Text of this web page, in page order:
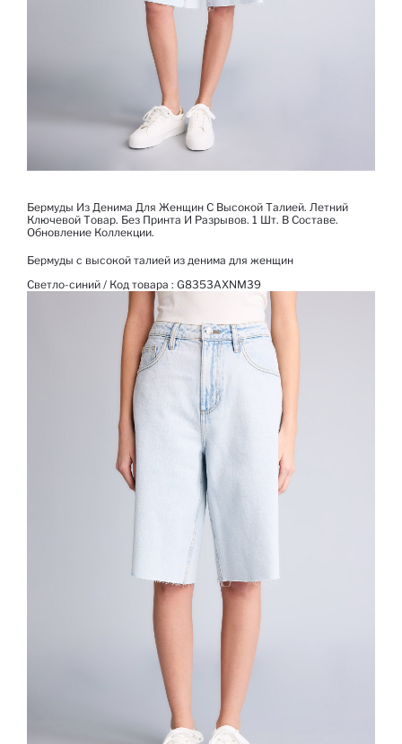
Бермуды Из Денима Для Женщин С Высокой Талией. Летний
Ключевой Товар. Без Принта И Разрывов. 1 Шт. В Составе.
Обновление Коллекции.
Бермуды c высокой талией из денима для женщин
Светло-синий / Код товара : G8353AXNM39